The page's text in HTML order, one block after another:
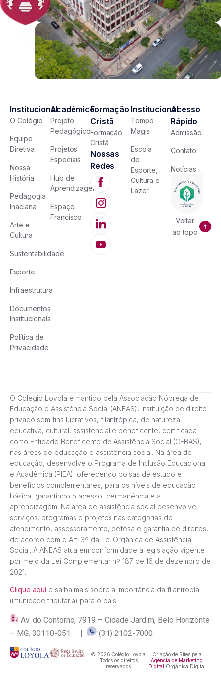
Institucional
O Colégio
Equipe
Diretiva
Nossa
História
Pedagogia
Inaciana
Arte e
Cultura
Sustentabilidade
Esporte
Infraestrutura
Documentos
Institucionais
Política de
Privacidade
Acadêmico
Projeto
Pedagógico
Projetos
Especiais
Hub de
Aprendizagem
Espaço
Francisco
Formação
Cristã
Formação
Cristã
Nossas
Redes
Institucional
Tempo
Magis
Escola
de
Esporte,
Cultura e
Lazer
Acesso
Rápido
Admissão
Contato
Notícias
Voltar
ao topo
O Colégio Loyola é mantido pela Associação Nóbrega de
Educação e Assistência Social (ANEAS), instituição de direito
privado sem fins lucrativos, filantrópica, de natureza
educativa, cultural, assistencial e beneficente, certificada
como Entidade Beneficente de Assistência Social (CEBAS),
nas áreas de educação e assistência social. Na área de
educação, desenvolve o Programa de Inclusão Educacional
e Acadêmica (PIEA), oferecendo bolsas de estudo e
benefícios complementares, para os níveis de educação
básica, garantindo o acesso, permanência e a
aprendizagem. Na área de assistência social desenvolve
serviços, programas e projetos nas categorias de
atendimento, assessoramento, defesa e garantia de direitos,
de acordo com o Art. 3º da Lei Orgânica de Assistência
Social. A ANEAS atua em conformidade à legislação vigente
por meio da Lei Complementar nº 187 de 16 de dezembro de
2021.
Clique aqui e saiba mais sobre a importância da filantropia
(imunidade tributária) para o país.
Av. do Contorno, 7919 – Cidade Jardim, Belo Horizonte
– MG, 30110-051 |
(31) 2102-7000
© 2026 Colégio Loyola.
Todos os direitos
reservados.
Criação de Sites pela
Agência de Marketing
Digital
Orgânica Digital